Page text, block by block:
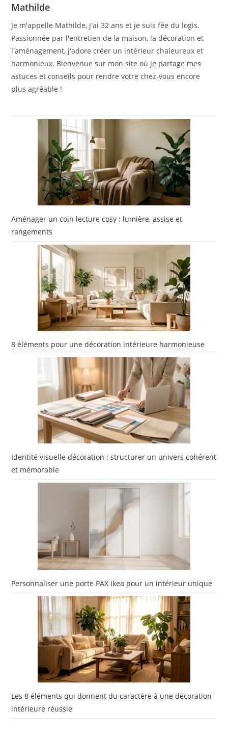
Mathilde
Je m'appelle Mathilde, j'ai 32 ans et je suis fée du logis.
Passionnée par l'entretien de la maison, la décoration et
l'aménagement, j'adore créer un intérieur chaleureux et
harmonieux. Bienvenue sur mon site où je partage mes
astuces et conseils pour rendre votre chez-vous encore
plus agréable !
Aménager un coin lecture cosy : lumière, assise et
rangements
8 éléments pour une décoration intérieure harmonieuse
Identité visuelle décoration : structurer un univers cohérent
et mémorable
Personnaliser une porte PAX Ikea pour un intérieur unique
Les 8 éléments qui donnent du caractère à une décoration
intérieure réussie